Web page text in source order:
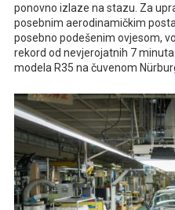
ponovno izlaze na stazu. Za
posebnim aerodinamičkim
posebno podešenim ovjesom,
rekord od nevjerojatnih 7
modela R35 na čuvenom